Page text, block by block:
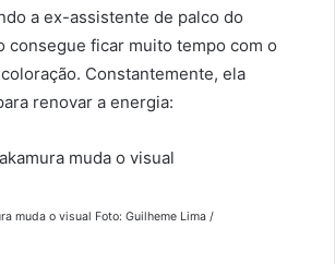
a ex-assistente de palco do
consegue ficar muito tempo com o
Constantemente, ela
renovar a energia:
muda o visual Foto: Guilheme Lima /